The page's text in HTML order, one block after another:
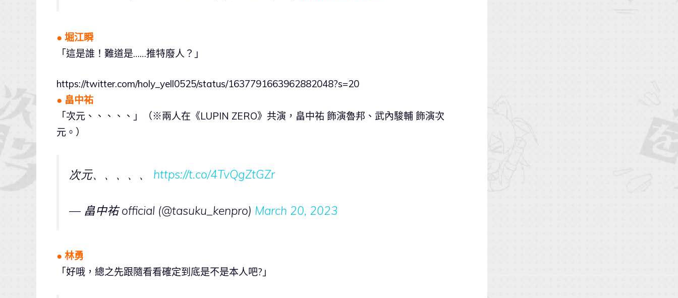
● 堀江瞬
「這是誰！難道是……推特廢人？」
https://twitter.com/holy_yell0525/status/1637791663962882048?s=20
● 畠中祐
「次元、、、、、」（※兩人在《LUPIN ZERO》共演，畠中祐 飾演魯邦、武內駿輔 飾演次
元。）
次元、、、、、 https://t.co/4TvQgZtGZr
— 畠中祐 official (@tasuku_kenpro) March 20, 2023
● 林勇
「好哦，總之先跟隨看看確定到底是不是本人吧?」